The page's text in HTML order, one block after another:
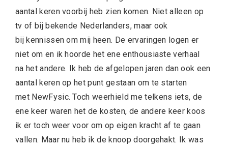
aantal keren voorbij heb zien komen. Niet alleen op
tv of bij bekende Nederlanders, maar ook
bij kennissen om mij heen. De ervaringen logen er
niet om en ik hoorde het ene enthousiaste verhaal
na het andere. Ik heb de afgelopen jaren dan ook een
aantal keren op het punt gestaan om te starten
met NewFysic. Toch weerhield me telkens iets, de
ene keer waren het de kosten, de andere keer koos
ik er toch weer voor om op eigen kracht af te gaan
vallen. Maar nu heb ik de knoop doorgehakt. Ik was